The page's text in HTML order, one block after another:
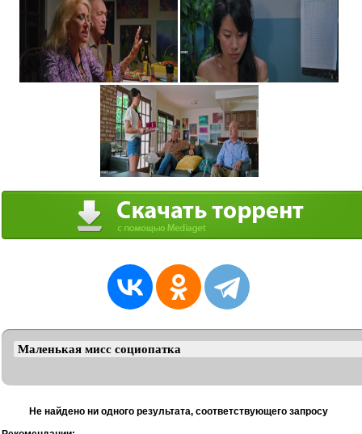
Не найдено ни одного результата, соответствующего запросу